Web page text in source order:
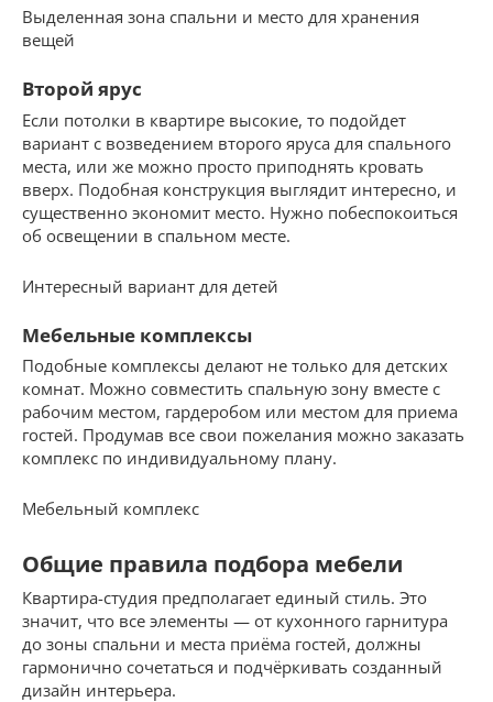
Выделенная зона спальни и место для хранения
вещей
Второй ярус
Если потолки в квартире высокие, то подойдет
вариант с возведением второго яруса для спального
места, или же можно просто приподнять кровать
вверх. Подобная конструкция выглядит интересно, и
существенно экономит место. Нужно побеспокоиться
об освещении в спальном месте.
Интересный вариант для детей
Мебельные комплексы
Подобные комплексы делают не только для детских
комнат. Можно совместить спальную зону вместе с
рабочим местом, гардеробом или местом для приема
гостей. Продумав все свои пожелания можно заказать
комплекс по индивидуальному плану.
Мебельный комплекс
Общие правила подбора мебели
Квартира-студия предполагает единый стиль. Это
значит, что все элементы — от кухонного гарнитура
до зоны спальни и места приёма гостей, должны
гармонично сочетаться и подчёркивать созданный
дизайн интерьера.